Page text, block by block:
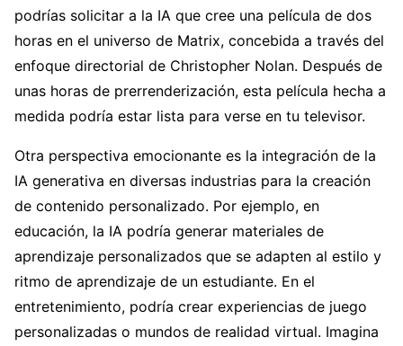
podrías solicitar a la IA que cree una película de dos
horas en el universo de Matrix, concebida a través del
enfoque directorial de Christopher Nolan. Después de
unas horas de prerrenderización, esta película hecha a
medida podría estar lista para verse en tu televisor.
Otra perspectiva emocionante es la integración de la
IA generativa en diversas industrias para la creación
de contenido personalizado. Por ejemplo, en
educación, la IA podría generar materiales de
aprendizaje personalizados que se adapten al estilo y
ritmo de aprendizaje de un estudiante. En el
entretenimiento, podría crear experiencias de juego
personalizadas o mundos de realidad virtual. Imagina